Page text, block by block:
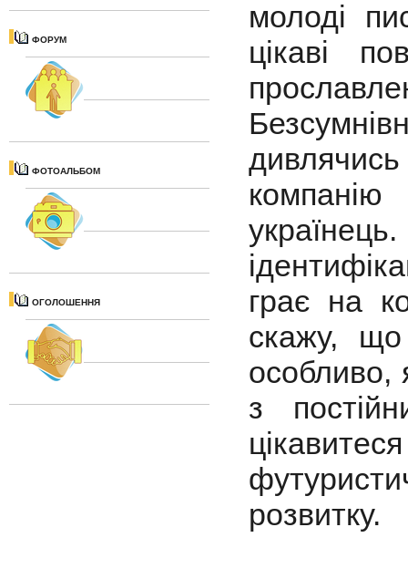
ФОРУМ
ФОТОАЛЬБОМ
ОГОЛОШЕННЯ
молоді
цікаві
грає на
скажу,
особливо,
з
розвитку.